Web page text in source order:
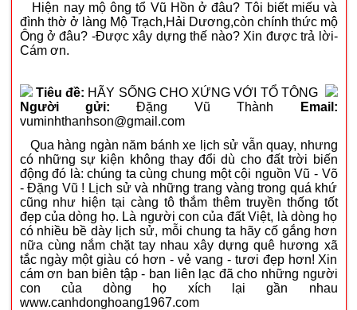
Hiện nay mộ ông tổ Vũ Hồn ở đâu? Tôi biết miếu và
đình thờ ở làng Mộ Trạch,Hải Dương,còn chính thức mộ
Ông ở đâu? -Được xây dựng thế nào? Xin được trả lời-
Cám ơn.
Tiêu đề: HÃY SỐNG CHO XỨNG VỚI TỔ TÔNG
Người gửi: Đặng Vũ Thành
Email:
vuminhthanhson@gmail.com
Qua hàng ngàn năm bánh xe lịch sử vẫn quay, nhưng
có những sự kiện không thay đổi dù cho đất trời biến
động đó là: chúng ta cùng chung một cội nguồn Vũ - Võ
- Đặng Vũ ! Lịch sử và những trang vàng trong quá khứ
cũng như hiện tại càng tô thắm thêm truyền thống tốt
đẹp của dòng họ. Là người con của đất Việt, là dòng họ
có nhiều bề dày lịch sử, mỗi chung ta hãy cố gắng hơn
nữa cùng nắm chặt tay nhau xây dựng quê hương xã
tắc ngày một giàu có hơn - vẻ vang - tươi đẹp hơn! Xin
cám ơn ban biên tập - ban liên lạc đã cho những người
con của dòng họ xích lại gần nhau
www.canhdonghoang1967.com